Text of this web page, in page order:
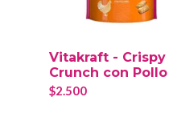
Vitakraft - Crispy
Crunch con Pollo
$2.500